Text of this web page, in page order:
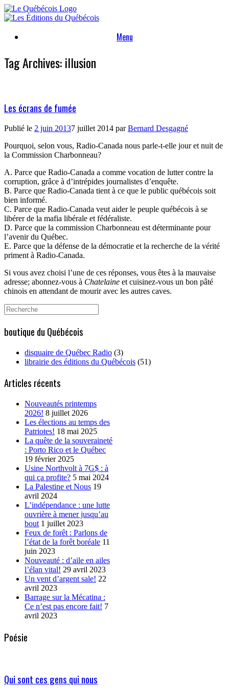
Skip
to
Menu
Tag Archives:illusion
Les écrans de fumée
Publié le 2 juin 20137 juillet 2014 parBernard Desgagné
Pourquoi, selon vous, Radio-Canada nous parle-t-elle jour et nuit de
la Commission Charbonneau?
A. Parce que Radio-Canada a comme vocation de lutter contre la
corruption, grâce à d’intrépides journalistes d’enquête.
B. Parce que Radio-Canada tient à ce que le public québécois soit
bien informé.
C. Parce que Radio-Canada veut aider le peuple québécois à se
libérer de la mafia libérale et fédéraliste.
D. Parce que la commission Charbonneau est déterminante pour
l’avenir du Québec.
E. Parce que la défense de la démocratie et la recherche de la vérité
priment à Radio-Canada.
Si vous avez choisi l’une de ces réponses, vous êtes à la mauvaise
adresse; abonnez-vous à Chatelaine et cuisinez-vous un bon pâté
chinois en attendant de mourir avec les autres caves.
Search
for:
boutique du Québécois
disquaire de Québec Radio (3)
librairie des éditions du Québécois (51)
Articles récents
Nouveautés printemps
2026! 8 juillet 2026
Les élections au temps des
Patriotes! 18 mai 2025
La quête de la souveraineté
: Porto Rico et le Québec
19 février 2025
Usine Northvolt à 7G$ : à
qui ça profite? 5 mai 2024
La Palestine et Nous 19
avril 2024
L’indépendance : une lutte
ouvrière à mener jusqu’au
bout 1 juillet 2023
Feux de forêt : Parlons de
l’état de la forêt boréale 11
juin 2023
Nouveauté : d’aile en ailes
l’élan vital! 29 avril 2023
Un vent d’argent sale! 22
avril 2023
Barrage sur la Mécatina :
Ce n’est pas encore fait! 7
avril 2023
Poésie
Qui sont ces gens qui nous